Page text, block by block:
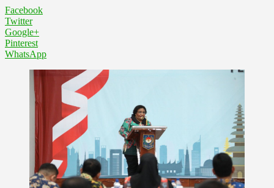
Facebook
Twitter
Google+
Pinterest
WhatsApp